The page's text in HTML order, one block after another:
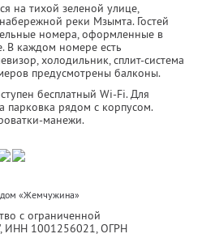
на тихой зеленой улице,
реки Мзымта. Гостей
номера, оформленные в
В каждом номере есть
холодильник, сплит-система
предусмотрены балконы.
бесплатный Wi-Fi. Для
парковка рядом с корпусом.
манежи.
дом «Жемчужина»
с ограниченной
ИНН 1001256021, ОГРН